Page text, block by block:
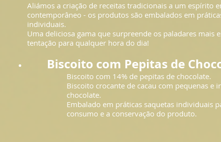
Aliámos a criação de receitas tradicionais a um espírito
contemporâneo - os produtos são embalados em
individuais.
Uma deliciosa gama que surpreende os paladares mais
tentação para qualquer hora do dia!
Biscoito com Pepitas de
Biscoito com 14% de pepitas de chocolate.
Biscoito crocante de cacau com pequenas e
chocolate.
Embalado em práticas saquetas individuais
consumo e a conservação do produto.